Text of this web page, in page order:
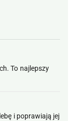
To najlepszy
i poprawiają jej